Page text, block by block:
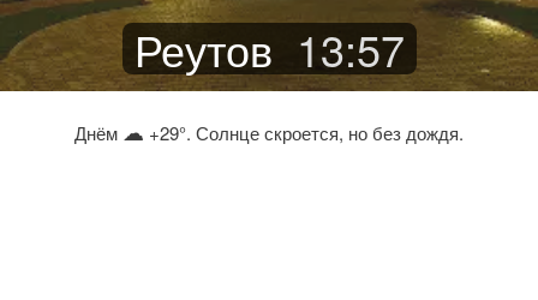
Реутов 13:57
Днём ☁ +29°. Солнце скроется, но без дождя.